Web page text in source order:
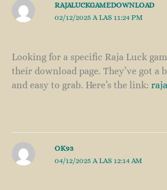
RAJALUCKGAMEDOWNLOAD
02/12/2025 A LAS 11:24 PM
Looking for a specific Raja Luck
their download page. They’ve got a
and easy to grab. Here’s the link:
OK93
04/12/2025 A LAS 12:14 AM